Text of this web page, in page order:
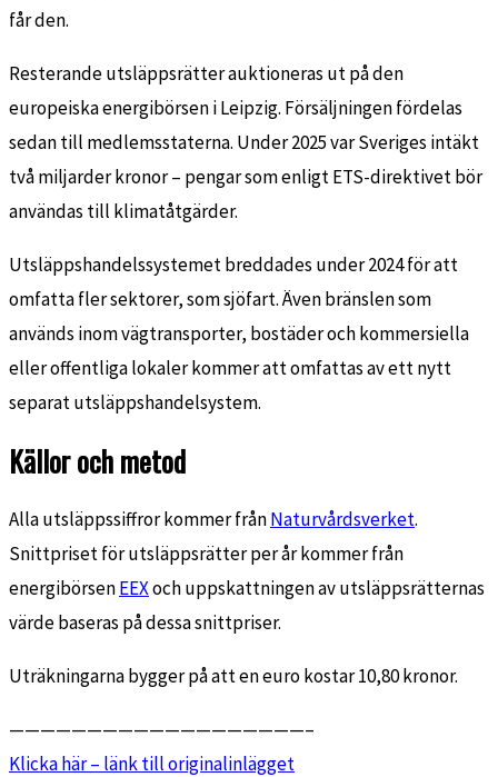
får den.
Resterande utsläppsrätter auktioneras ut på den
europeiska energibörsen i Leipzig. Försäljningen fördelas
sedan till medlemsstaterna. Under 2025 var Sveriges intäkt
två miljarder kronor – pengar som enligt ETS-direktivet bör
användas till klimatåtgärder.
Utsläppshandelssystemet breddades under 2024 för att
omfatta fler sektorer, som sjöfart. Även bränslen som
används inom vägtransporter, bostäder och kommersiella
eller offentliga lokaler kommer att omfattas av ett nytt
separat utsläppshandelsystem.
Källor och metod
Alla utsläppssiffror kommer frånNaturvårdsverket.
Snittpriset för utsläppsrätter per år kommer från
energibörsenEEXoch uppskattningen av utsläppsrätternas
värde baseras på dessa snittpriser.
Uträkningarna bygger på att en euro kostar 10,80 kronor.
———————————————————–
Klicka här – länk till originalinlägget